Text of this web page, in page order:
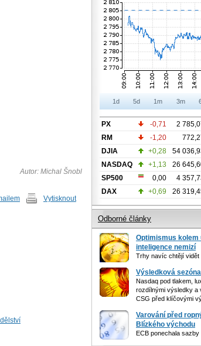
Autor: Michal Šnobl
Vytisknout
1d 5d 1m 3m
PX -0,71 2
RM
-1,20
DJIA
+0,28 54
NASDAQ
+1,13 26
SP500
0,00 4
DAX
+0,69 26
Odborné články
Optimismus kolem
inteligence nemizí
Trhy navíc chtějí vidět
Výsledková sezóna
Nasdaq pod tlakem,
rozdílnými výsledky a
CSG před klíčovými
Varování před
Blízkého východu
ECB ponechala